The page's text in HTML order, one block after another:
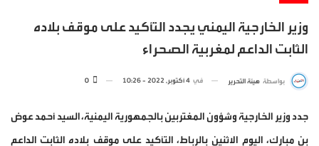
وزير الخارجية اليمني يجدد التأكيد على موقف بلاده
الثابت الداعم لمغربية الصحراء
بواسطة هيئة التحرير في 4 أكتوبر, 2022 - 10:26
جدد وزير الخارجية وشؤون المغتربين بالجمهورية اليمنية، السيد أحمد عوض
بن مبارك، اليوم الاثنين بالرباط، التأكيد على موقف بلاده الثابت الداعم